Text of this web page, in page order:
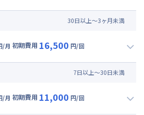
)
(700円/日) (税抜)
30日以上～3ヶ月未満
/月 初期費用 16,500 円/回
)
(700円/日) (税抜)
7日以上～30日未満
/月 初期費用 11,000 円/回